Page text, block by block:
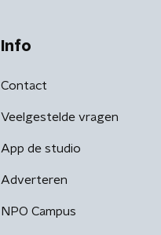
Info
Contact
Veelgestelde vragen
App de studio
Adverteren
NPO Campus